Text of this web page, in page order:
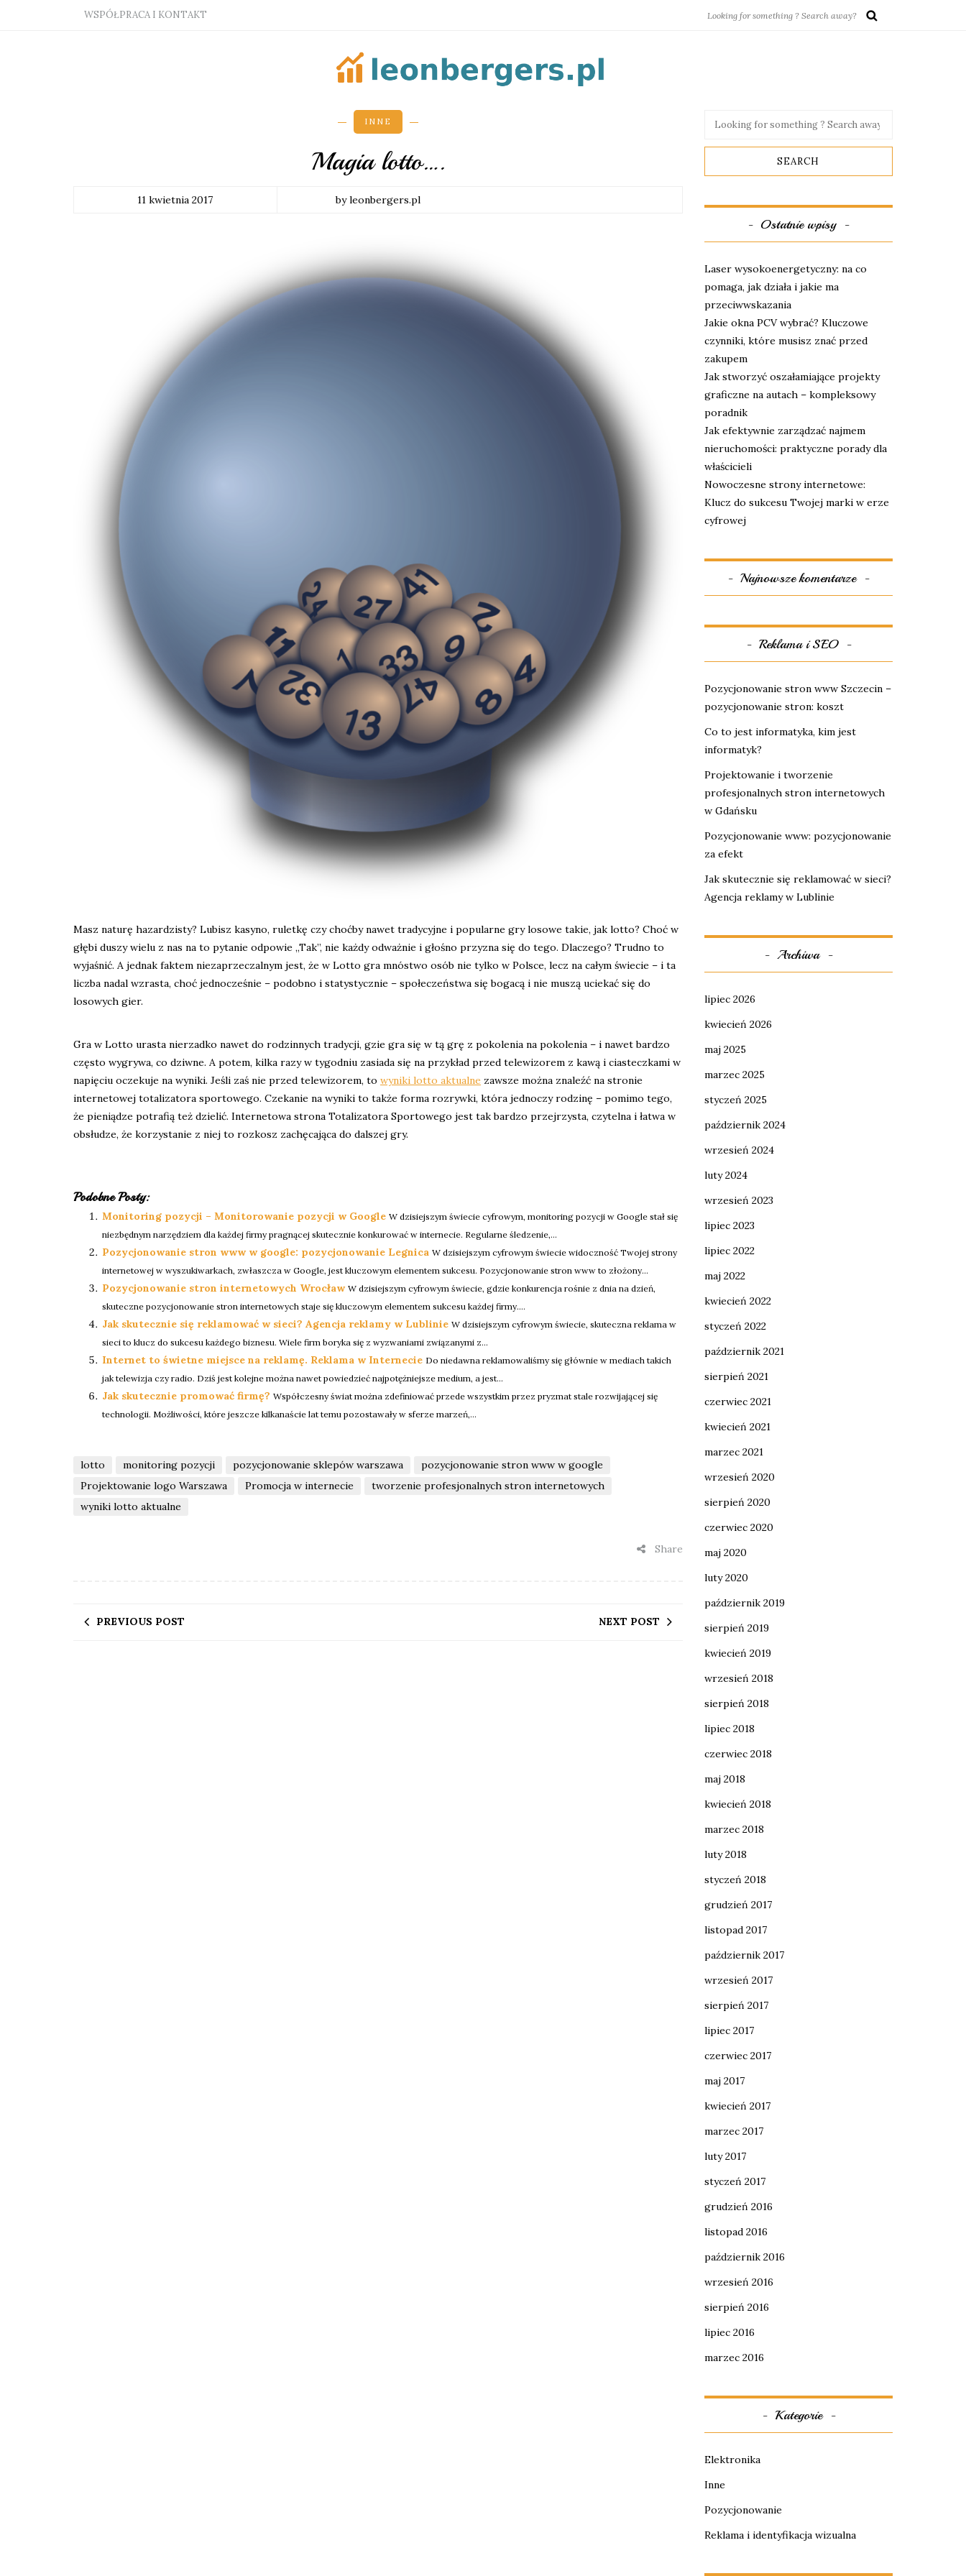
WSPÓŁPRACA I KONTAKT
INNE
Magia lotto….
11 kwietnia 2017 by leonbergers.pl
Masz naturę hazardzisty? Lubisz kasyno, ruletkę czy choćby nawet tradycyjne i popularne gry losowe takie, jak lotto? Choć w
głębi duszy wielu z nas na to pytanie odpowie „Tak”, nie każdy odważnie i głośno przyzna się do tego. Dlaczego? Trudno to
wyjaśnić. A jednak faktem niezaprzeczalnym jest, że w Lotto gra mnóstwo osób nie tylko w Polsce, lecz na całym świecie – i ta
liczba nadal wzrasta, choć jednocześnie – podobno i statystycznie – społeczeństwa się bogacą i nie muszą uciekać się do
losowych gier.
Gra w Lotto urasta nierzadko nawet do rodzinnych tradycji, gzie gra się w tą grę z pokolenia na pokolenia – i nawet bardzo
często wygrywa, co dziwne. A potem, kilka razy w tygodniu zasiada się na przykład przed telewizorem z kawą i ciasteczkami w
napięciu oczekuje na wyniki. Jeśli zaś nie przed telewizorem, to wyniki lotto aktualne zawsze można znaleźć na stronie
internetowej totalizatora sportowego. Czekanie na wyniki to także forma rozrywki, która jednoczy rodzinę – pomimo tego,
że pieniądze potrafią też dzielić. Internetowa strona Totalizatora Sportowego jest tak bardzo przejrzysta, czytelna i łatwa w
obsłudze, że korzystanie z niej to rozkosz zachęcająca do dalszej gry.
Podobne Posty:
Monitoring pozycji – Monitorowanie pozycji w Google W dzisiejszym świecie cyfrowym, monitoring pozycji w Google stał się
niezbędnym narzędziem dla każdej firmy pragnącej skutecznie konkurować w internecie. Regularne śledzenie,...
Pozycjonowanie stron www w google: pozycjonowanie Legnica W dzisiejszym cyfrowym świecie widoczność Twojej strony
internetowej w wyszukiwarkach, zwłaszcza w Google, jest kluczowym elementem sukcesu. Pozycjonowanie stron www to złożony...
Pozycjonowanie stron internetowych Wrocław W dzisiejszym cyfrowym świecie, gdzie konkurencja rośnie z dnia na dzień,
skuteczne pozycjonowanie stron internetowych staje się kluczowym elementem sukcesu każdej firmy....
Jak skutecznie się reklamować w sieci? Agencja reklamy w Lublinie W dzisiejszym cyfrowym świecie, skuteczna reklama w
sieci to klucz do sukcesu każdego biznesu. Wiele firm boryka się z wyzwaniami związanymi z...
Internet to świetne miejsce na reklamę. Reklama w Internecie Do niedawna reklamowaliśmy się głównie w mediach takich
jak telewizja czy radio. Dziś jest kolejne można nawet powiedzieć najpotężniejsze medium, a jest...
Jak skutecznie promować firmę? Współczesny świat można zdefiniować przede wszystkim przez pryzmat stale rozwijającej się
technologii. Możliwości, które jeszcze kilkanaście lat temu pozostawały w sferze marzeń,...
lotto monitoring pozycji pozycjonowanie sklepów warszawa
pozycjonowanie stron www w google
Projektowanie logo Warszawa
Promocja w internecie
tworzenie profesjonalnych stron internetowych
wyniki lotto aktualne
Share
PREVIOUS POST NEXT POST
Ostatnie wpisy
Laser wysokoenergetyczny: na co
pomaga, jak działa i jakie ma
przeciwwskazania
Jakie okna PCV wybrać? Kluczowe
czynniki, które musisz znać przed
zakupem
Jak stworzyć oszałamiające projekty
graficzne na autach – kompleksowy
poradnik
Jak efektywnie zarządzać najmem
nieruchomości: praktyczne porady dla
właścicieli
Nowoczesne strony internetowe:
Klucz do sukcesu Twojej marki w erze
cyfrowej
Najnowsze komentarze
Reklama i SEO
Pozycjonowanie stron www Szczecin –
pozycjonowanie stron: koszt
Co to jest informatyka, kim jest
informatyk?
Projektowanie i tworzenie
profesjonalnych stron internetowych
w Gdańsku
Pozycjonowanie www: pozycjonowanie
za efekt
Jak skutecznie się reklamować w sieci?
Agencja reklamy w Lublinie
Archiwa
lipiec 2026
kwiecień 2026
maj 2025
marzec 2025
styczeń 2025
październik 2024
wrzesień 2024
luty 2024
wrzesień 2023
lipiec 2023
lipiec 2022
maj 2022
kwiecień 2022
styczeń 2022
październik 2021
sierpień 2021
czerwiec 2021
kwiecień 2021
marzec 2021
wrzesień 2020
sierpień 2020
czerwiec 2020
maj 2020
luty 2020
październik 2019
sierpień 2019
kwiecień 2019
wrzesień 2018
sierpień 2018
lipiec 2018
czerwiec 2018
maj 2018
kwiecień 2018
marzec 2018
luty 2018
styczeń 2018
grudzień 2017
listopad 2017
październik 2017
wrzesień 2017
sierpień 2017
lipiec 2017
czerwiec 2017
maj 2017
kwiecień 2017
marzec 2017
luty 2017
styczeń 2017
grudzień 2016
listopad 2016
październik 2016
wrzesień 2016
sierpień 2016
lipiec 2016
marzec 2016
Kategorie
Elektronika
Inne
Pozycjonowanie
Reklama i identyfikacja wizualna